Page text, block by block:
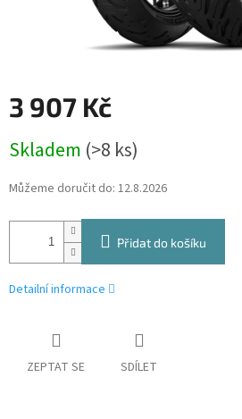
3 907 Kč
cena:
Skladem (>8 ks)
Můžeme doručit do: 12.8.2026
Přidat do košíku
Detailní informace
ZEPTAT SE SDÍLET